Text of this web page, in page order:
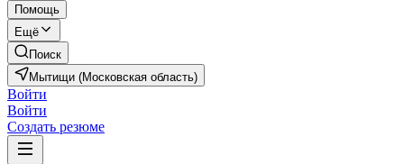
Помощь
Ещё
Поиск
Мытищи (Московская область)
Войти
Войти
Создать резюме